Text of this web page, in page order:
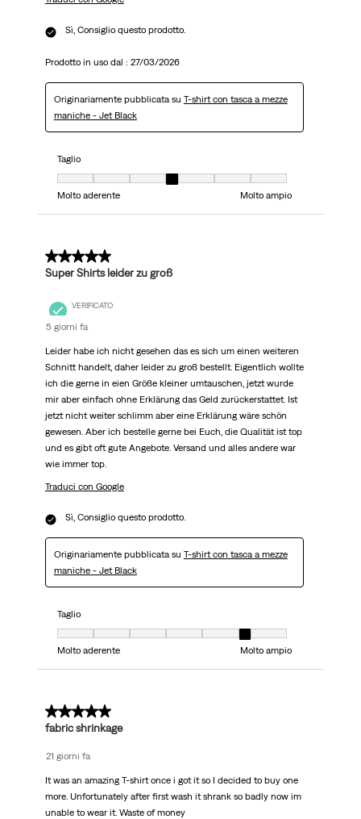
Sì, Consiglio questo prodotto.
Prodotto in uso dal : 27/03/2026
Originariamente pubblicata su T-shirt con tasca a mezze
maniche - Jet Black
Taglio
Taglio, 4 su 7, dove 1 è uguale a Molto aderente e 7 è uguale a Molto
Molto aderente
Molto ampio
2 su 5 stelle.
Super Shirts leider zu groß
VERIFICATO
5 giorni fa
Leider habe ich nicht gesehen das es sich um einen weiteren
Schnitt handelt, daher leider zu groß bestellt. Eigentlich wollte
ich die gerne in eien Größe kleiner umtauschen, jetzt wurde
mir aber einfach ohne Erklärung das Geld zurückerstattet. Ist
jetzt nicht weiter schlimm aber eine Erklärung wäre schön
gewesen. Aber ich bestelle gerne bei Euch, die Qualität ist top
und es gibt oft gute Angebote. Versand und alles andere war
wie immer top.
Traduci con Google
Sì, Consiglio questo prodotto.
Originariamente pubblicata su T-shirt con tasca a mezze
maniche - Jet Black
Taglio
Taglio, 6 su 7, dove 1 è uguale a Molto aderente e 7 è uguale a Molto
Molto aderente
Molto ampio
1 su 5 stelle.
fabric shrinkage
21 giorni fa
It was an amazing T-shirt once i got it so I decided to buy one
more. Unfortunately after first wash it shrank so badly now im
unable to wear it. Waste of money